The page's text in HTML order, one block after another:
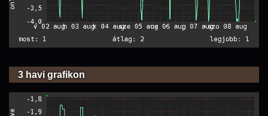
3 havi grafikon